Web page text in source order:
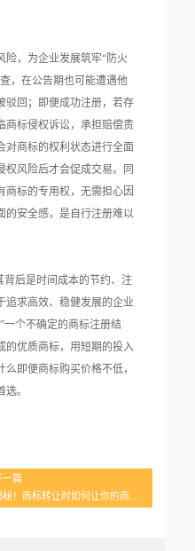
险，为企业发展筑牢“防火
，在公告期也可能遭遇他
驳回；即便成功注册，若存
商标侵权诉讼，承担赔偿责
对商标的权利状态进行全面
风险后才会促成交易。同
商标的专用权，无需担心因
的安全感，是自行注册难以
背后是时间成本的节约、注
追求高效、稳健发展的企业
一个不确定的商标注册结
的优质商标，用短期的投入
即便商标购买价格不低，
。
一篇